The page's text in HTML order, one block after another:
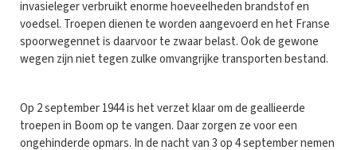
invasieleger verbruikt enorme hoeveelheden brandstof en
voedsel. Troepen dienen te worden aangevoerd en het Franse
spoorwegennet is daarvoor te zwaar belast. Ook de gewone
wegen zijn niet tegen zulke omvangrijke transporten bestand.
Op 2 september 1944 is het verzet klaar om de geallieerde
troepen in Boom op te vangen. Daar zorgen ze voor een
ongehinderde opmars. In de nacht van 3 op 4 september nemen